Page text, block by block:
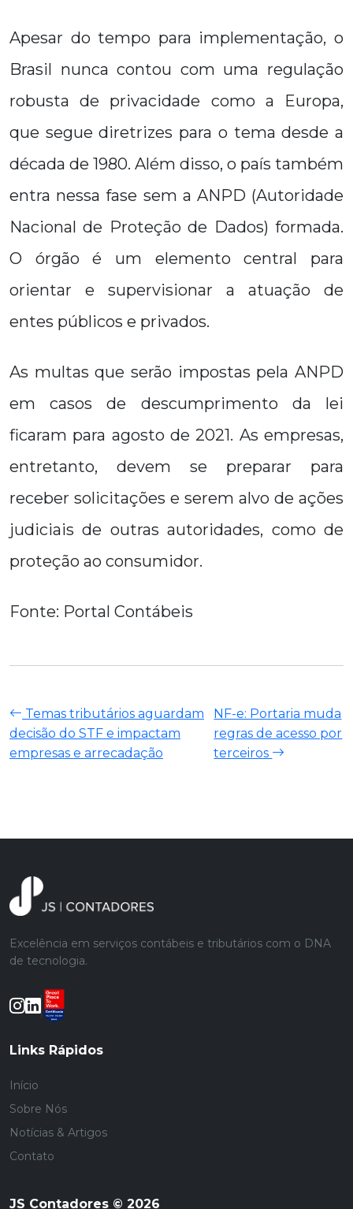
Apesar do tempo para implementação, o
Brasil nunca contou com uma regulação
robusta de privacidade como a Europa,
que segue diretrizes para o tema desde a
década de 1980. Além disso, o país também
entra nessa fase sem a ANPD (Autoridade
Nacional de Proteção de Dados) formada.
O órgão é um elemento central para
orientar e supervisionar a atuação de
entes públicos e privados.
As multas que serão impostas pela ANPD
em casos de descumprimento da lei
ficaram para agosto de 2021. As empresas,
entretanto, devem se preparar para
receber solicitações e serem alvo de ações
judiciais de outras autoridades, como de
proteção ao consumidor.
Fonte: Portal Contábeis
Temas tributários aguardam
decisão do STF e impactam
empresas e arrecadação
NF-e: Portaria muda
regras de acesso por
terceiros
Excelência em serviços contábeis e tributários com o DNA
de tecnologia.
Links Rápidos
Início
Sobre Nós
Notícias & Artigos
Contato
JS Contadores © 2026